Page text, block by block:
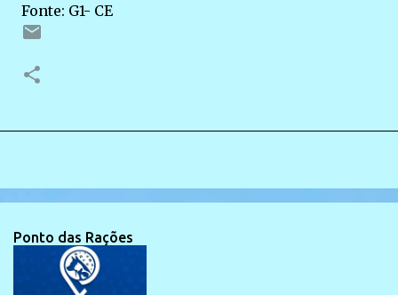
Fonte: G1- CE
Ponto das Rações